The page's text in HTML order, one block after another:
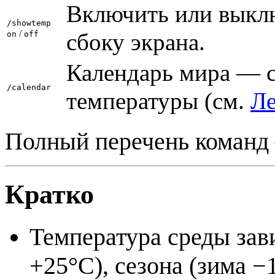
/showtemp
on / off
Включить или
сбоку экрана.
/calendar
Календарь мира —
температуры (см.
Полный перечень
Кратко
Температура среды
+25°C), сезона (зима